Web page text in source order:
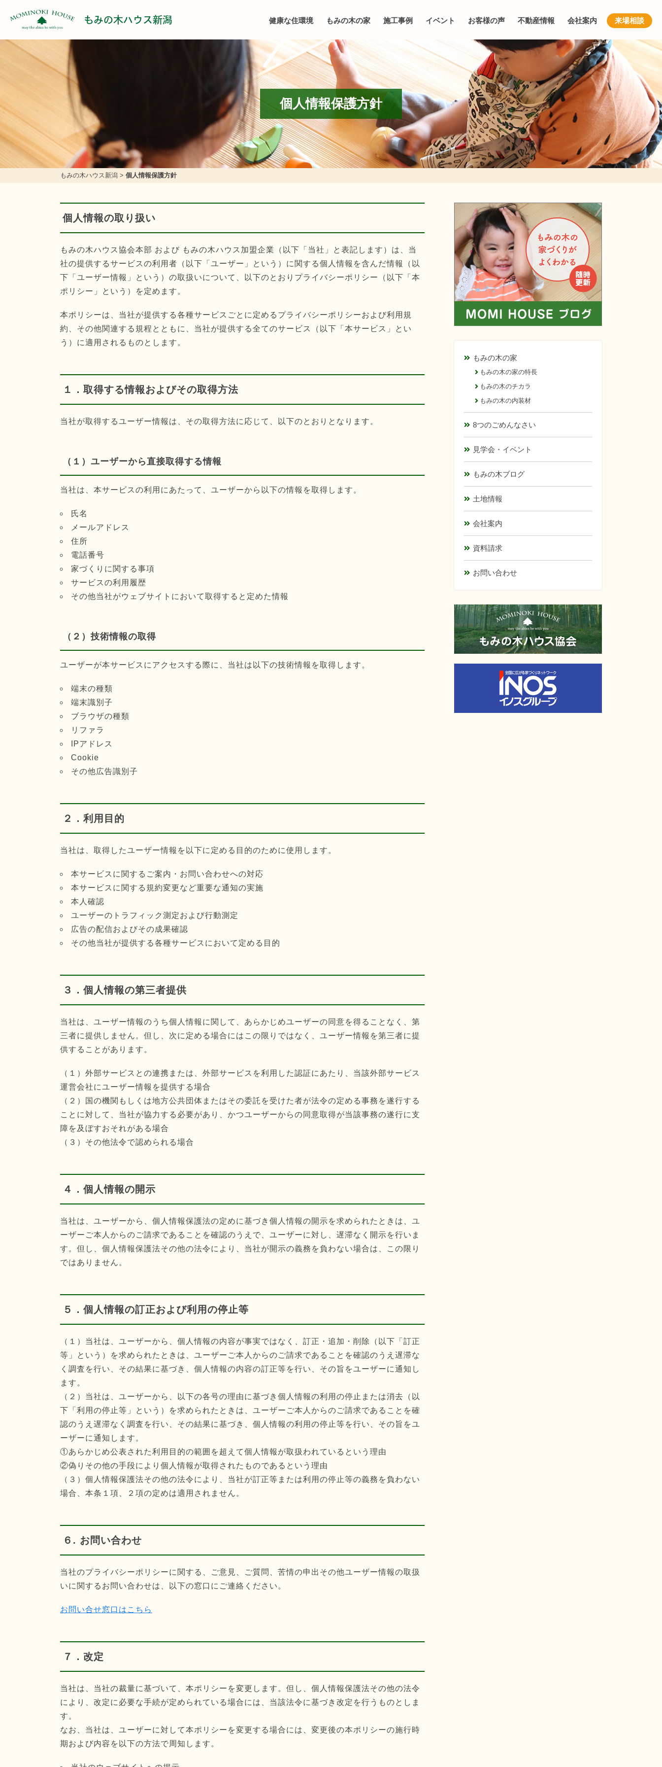
もみの木ハウス新潟 健康な住環境 もみの木の家 施工事例 イベント お客様の声 不動産情報 会社案内 来場相談
個人情報保護方針
もみの木ハウス新潟 > 個人情報保護方針
個人情報の取り扱い
もみの木ハウス協会本部 および もみの木ハウス加盟企業（以下「当社」と表記します）は、当
社の提供するサービスの利用者（以下「ユーザー」という）に関する個人情報を含んだ情報（以
下「ユーザー情報」という）の取扱いについて、以下のとおりプライバシーポリシー（以下「本
ポリシー」という）を定めます。
本ポリシーは、当社が提供する各種サービスごとに定めるプライバシーポリシーおよび利用規
約、その他関連する規程とともに、当社が提供する全てのサービス（以下「本サービス」とい
う）に適用されるものとします。
１．取得する情報およびその取得方法
当社が取得するユーザー情報は、その取得方法に応じて、以下のとおりとなります。
（１）ユーザーから直接取得する情報
当社は、本サービスの利用にあたって、ユーザーから以下の情報を取得します。
氏名
メールアドレス
住所
電話番号
家づくりに関する事項
サービスの利用履歴
その他当社がウェブサイトにおいて取得すると定めた情報
（２）技術情報の取得
ユーザーが本サービスにアクセスする際に、当社は以下の技術情報を取得します。
端末の種類
端末識別子
ブラウザの種類
リファラ
IPアドレス
Cookie
その他広告識別子
２．利用目的
当社は、取得したユーザー情報を以下に定める目的のために使用します。
本サービスに関するご案内・お問い合わせへの対応
本サービスに関する規約変更など重要な通知の実施
本人確認
ユーザーのトラフィック測定および行動測定
広告の配信およびその成果確認
その他当社が提供する各種サービスにおいて定める目的
３．個人情報の第三者提供
当社は、ユーザー情報のうち個人情報に関して、あらかじめユーザーの同意を得ることなく、第
三者に提供しません。但し、次に定める場合にはこの限りではなく、ユーザー情報を第三者に提
供することがあります。
（１）外部サービスとの連携または、外部サービスを利用した認証にあたり、当該外部サービス
運営会社にユーザー情報を提供する場合
（２）国の機関もしくは地方公共団体またはその委託を受けた者が法令の定める事務を遂行する
ことに対して、当社が協力する必要があり、かつユーザーからの同意取得が当該事務の遂行に支
障を及ぼすおそれがある場合
（３）その他法令で認められる場合
４．個人情報の開示
当社は、ユーザーから、個人情報保護法の定めに基づき個人情報の開示を求められたときは、ユ
ーザーご本人からのご請求であることを確認のうえで、ユーザーに対し、遅滞なく開示を行いま
す。但し、個人情報保護法その他の法令により、当社が開示の義務を負わない場合は、この限り
ではありません。
５．個人情報の訂正および利用の停止等
（１）当社は、ユーザーから、個人情報の内容が事実ではなく、訂正・追加・削除（以下「訂正
等」という）を求められたときは、ユーザーご本人からのご請求であることを確認のうえ遅滞な
く調査を行い、その結果に基づき、個人情報の内容の訂正等を行い、その旨をユーザーに通知し
ます。
（２）当社は、ユーザーから、以下の各号の理由に基づき個人情報の利用の停止または消去（以
下「利用の停止等」という）を求められたときは、ユーザーご本人からのご請求であることを確
認のうえ遅滞なく調査を行い、その結果に基づき、個人情報の利用の停止等を行い、その旨をユ
ーザーに通知します。
①あらかじめ公表された利用目的の範囲を超えて個人情報が取扱われているという理由
②偽りその他の手段により個人情報が取得されたものであるという理由
（３）個人情報保護法その他の法令により、当社が訂正等または利用の停止等の義務を負わない
場合、本条１項、２項の定めは適用されません。
６. お問い合わせ
当社のプライバシーポリシーに関する、ご意見、ご質問、苦情の申出その他ユーザー情報の取扱
いに関するお問い合わせは、以下の窓口にご連絡ください。
お問い合せ窓口はこちら
７．改定
当社は、当社の裁量に基づいて、本ポリシーを変更します。但し、個人情報保護法その他の法令
により、改定に必要な手続が定められている場合には、当該法令に基づき改定を行うものとしま
す。
なお、当社は、ユーザーに対して本ポリシーを変更する場合には、変更後の本ポリシーの施行時
期および内容を以下の方法で周知します。
もみの木の家
もみの木の家の特長
もみの木のチカラ
もみの木の内装材
8つのごめんなさい
見学会・イベント
もみの木ブログ
土地情報
会社案内
資料請求
お問い合わせ